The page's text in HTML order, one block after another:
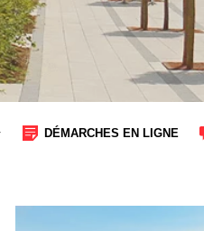
DÉMARCHES EN LIGNE